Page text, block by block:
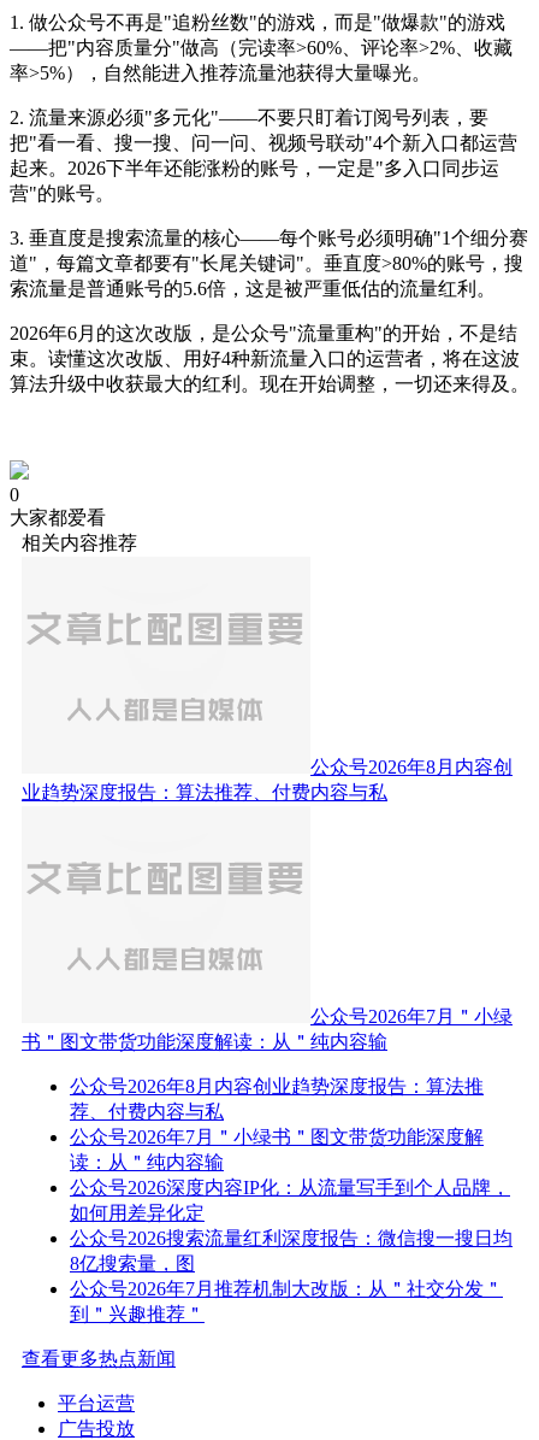
1. 做公众号不再是"追粉丝数"的游戏，而是"做爆款"的游戏
——把"内容质量分"做高（完读率>60%、评论率>2%、收藏
率>5%），自然能进入推荐流量池获得大量曝光。
2. 流量来源必须"多元化"——不要只盯着订阅号列表，要
把"看一看、搜一搜、问一问、视频号联动"4个新入口都运营
起来。2026下半年还能涨粉的账号，一定是"多入口同步运
营"的账号。
3. 垂直度是搜索流量的核心——每个账号必须明确"1个细分赛
道"，每篇文章都要有"长尾关键词"。垂直度>80%的账号，搜
索流量是普通账号的5.6倍，这是被严重低估的流量红利。
2026年6月的这次改版，是公众号"流量重构"的开始，不是结
束。读懂这次改版、用好4种新流量入口的运营者，将在这波
算法升级中收获最大的红利。现在开始调整，一切还来得及。
0
大家都爱看
相关内容推荐
公众号2026年8月内容创
业趋势深度报告：算法推荐、付费内容与私
公众号2026年7月＂小绿
书＂图文带货功能深度解读：从＂纯内容输
公众号2026年8月内容创业趋势深度报告：算法推
荐、付费内容与私
公众号2026年7月＂小绿书＂图文带货功能深度解
读：从＂纯内容输
公众号2026深度内容IP化：从流量写手到个人品牌，
如何用差异化定
公众号2026搜索流量红利深度报告：微信搜一搜日均
8亿搜索量，图
公众号2026年7月推荐机制大改版：从＂社交分发＂
到＂兴趣推荐＂
查看更多热点新闻
平台运营
广告投放